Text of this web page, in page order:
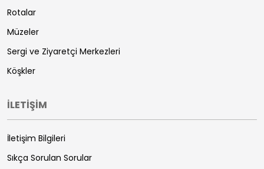
Rotalar
Müzeler
Sergi ve Ziyaretçi Merkezleri
Köşkler
İLETİŞİM
İletişim Bilgileri
Sıkça Sorulan Sorular